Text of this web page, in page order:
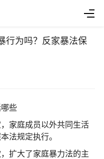
行为吗？反家暴法保
些
家庭成员以外共同生活
法规定执行。
扩大了家庭暴力法的主